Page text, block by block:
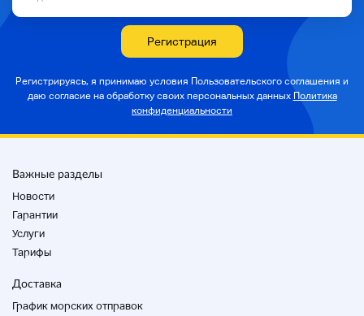
Регистрация
Регистрируясь, я принимаю условия Пользовательского соглашения и
даю согласие на обработку своих персональных данных Политика
конфиденциальности
Важные разделы
Новости
Гарантии
Услуги
Тарифы
Доставка
График морских отправок